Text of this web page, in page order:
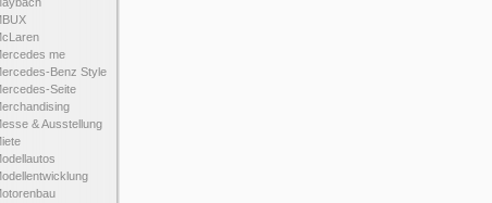
me
Benz Style
Seite
& Ausstellung